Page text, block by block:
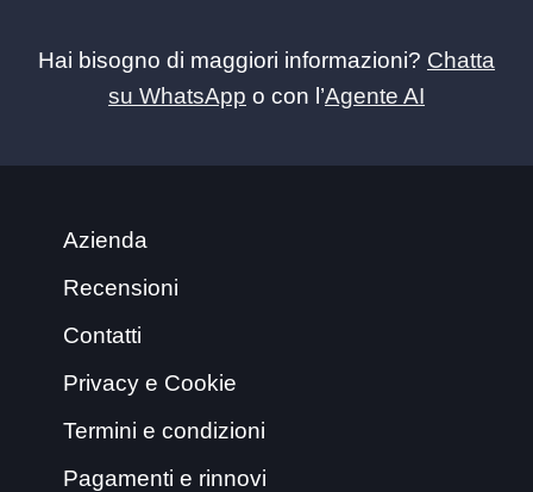
Hai bisogno di maggiori informazioni? Chatta
su WhatsApp o con l’Agente AI
Azienda
Recensioni
Contatti
Privacy e Cookie
Termini e condizioni
Pagamenti e rinnovi